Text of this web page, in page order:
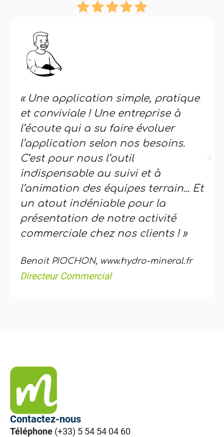
« Une application simple, pratique
et conviviale ! Une entreprise à
l’écoute qui a su faire évoluer
l’application selon nos besoins.
C’est pour nous l’outil
indispensable au suivi et à
l’animation des équipes terrain... Et
un atout indéniable pour la
présentation de notre activité
commerciale chez nos clients ! »
Benoit PIOCHON, www.hydro-mineral.fr
Directeur Commercial
Contactez-nous
Téléphone (+33) 5 54 54 04 60